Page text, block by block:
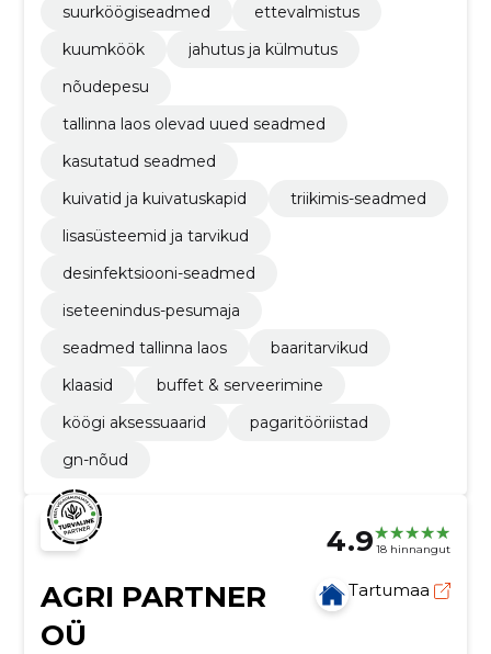
suurköögi­seadmed
ettevalmistus
kuumköök
jahutus ja külmutus
nõudepesu
tallinna laos olevad uued seadmed
kasutatud seadmed
kuivatid ja kuivatuskapid
triikimis-seadmed
lisasüsteemid ja tarvikud
desinfektsiooni-seadmed
iseteenindus-pesumaja
seadmed tallinna laos
baaritarvikud
klaasid
buffet & serveerimine
köögi aksessuaarid
pagaritööriistad
gn-nõud
4.9 18 hinnangut
AGRI PARTNER
OÜ
Tartumaa